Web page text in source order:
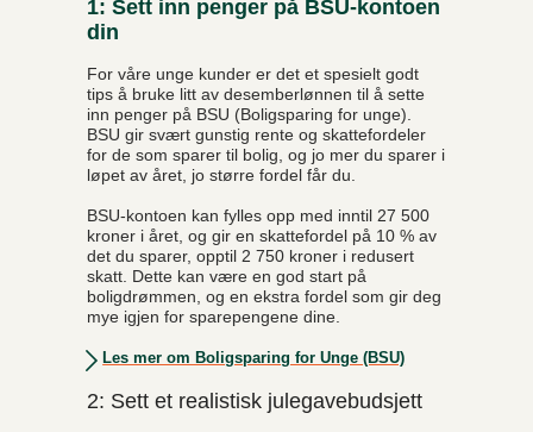
1: Sett inn penger på BSU-kontoen
din
For våre unge kunder er det et spesielt godt
tips å bruke litt av desemberlønnen til å sette
inn penger på BSU (Boligsparing for unge).
BSU gir svært gunstig rente og skattefordeler
for de som sparer til bolig, og jo mer du sparer i
løpet av året, jo større fordel får du.
BSU-kontoen kan fylles opp med inntil 27 500
kroner i året, og gir en skattefordel på 10 % av
det du sparer, opptil 2 750 kroner i redusert
skatt. Dette kan være en god start på
boligdrømmen, og en ekstra fordel som gir deg
mye igjen for sparepengene dine.
Les mer om Boligsparing for Unge (BSU)
2: Sett et realistisk julegavebudsjett